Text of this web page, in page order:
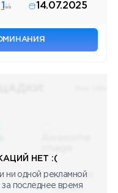
1 14.07.2025
08.05.2023
Научный
НЕТ :(
ни одной рекламной
последнее время